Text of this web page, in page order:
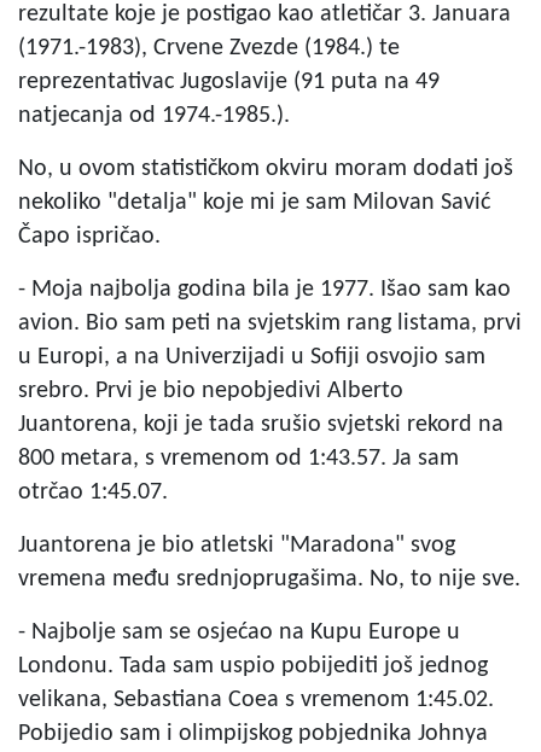
rezultate koje je postigao kao atletičar 3. Januara
(1971.-1983), Crvene Zvezde (1984.) te
reprezentativac Jugoslavije (91 puta na 49
natjecanja od 1974.-1985.).
No, u ovom statističkom okviru moram dodati još
nekoliko "detalja" koje mi je sam Milovan Savić
Čapo ispričao.
- Moja najbolja godina bila je 1977. Išao sam kao
avion. Bio sam peti na svjetskim rang listama, prvi
u Europi, a na Univerzijadi u Sofiji osvojio sam
srebro. Prvi je bio nepobjedivi Alberto
Juantorena, koji je tada srušio svjetski rekord na
800 metara, s vremenom od 1:43.57. Ja sam
otrčao 1:45.07.
Juantorena je bio atletski "Maradona" svog
vremena među srednjoprugašima. No, to nije sve.
- Najbolje sam se osjećao na Kupu Europe u
Londonu. Tada sam uspio pobijediti još jednog
velikana, Sebastiana Coea s vremenom 1:45.02.
Pobijedio sam i olimpijskog pobjednika Johnya